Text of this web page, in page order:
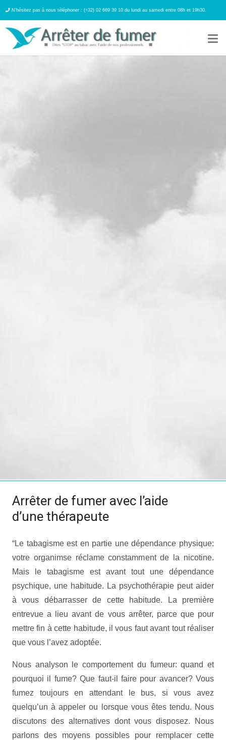
N’hésitez pas à nous téléphoner : (+32) 02 669 39 10 du lundi au samedi entre 08h et 19h30.
Arrêter de fumer avec l’aide
d’une thérapeute
“Le tabagisme est en partie une dépendance physique:
votre organimse réclame constamment de la nicotine.
Mais le tabagisme est avant tout une dépendance
psychique, une habitude. La psychothérapie peut aider
à vous débarrasser de cette habitude. La première
entrevue a lieu avant de vous arrêter, parce que pour
mettre fin à cette habitude, il vous faut avant tout réaliser
que vous l’avez adoptée.
Nous analyson le comportement du fumeur: quand et
pourquoi il fume? Que faut-il faire pour avancer? Vous
fumez toujours en attendant le bus, si vous avez
quelqu’un à appeler ou lorsque vous êtes tendu. Nous
discutons des alternatives dont vous disposez. Nous
parlons des moyens possibles pour remplacer cette